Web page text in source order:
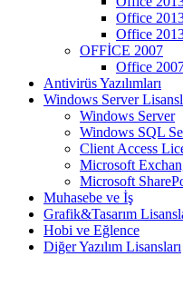
Office
Office
OFFİCE 2007
Office
Antivirüs Yazılımları
Windows Server
Windows Server
Windows SQL
Client Access
Microsoft
Microsoft
Muhasebe ve İş
Grafik&Tasarım
Hobi ve Eğlence
Diğer Yazılım Lisansları